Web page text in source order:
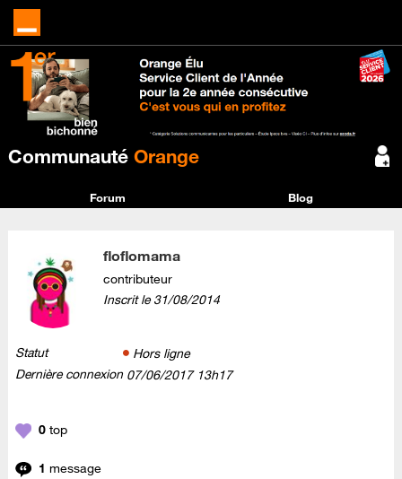
Communauté Orange
Forum Blog
floflomama
contributeur
Inscrit le‎31/08/2014
Statut
Hors ligne
Dernière connexion ‎07/06/2017 13h17
0 top
1 message